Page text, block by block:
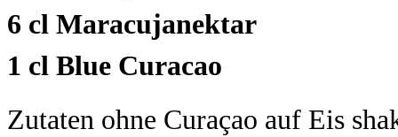
6 cl Maracujanektar
1 cl Blue Curacao
Zutaten ohne Curaçao auf Eis